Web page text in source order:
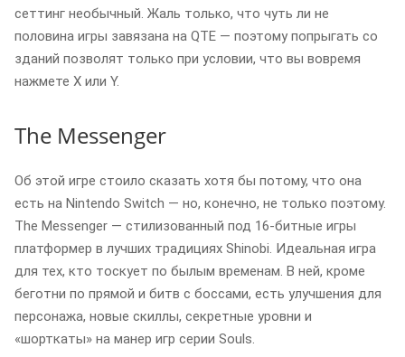
сеттинг необычный. Жаль только, что чуть ли не
половина игры завязана на QTE — поэтому попрыгать со
зданий позволят только при условии, что вы вовремя
нажмете X или Y.
The Messenger
Об этой игре стоило сказать хотя бы потому, что она
есть на Nintendo Switch — но, конечно, не только поэтому.
The Messenger — стилизованный под 16-битные игры
платформер в лучших традициях Shinobi. Идеальная игра
для тех, кто тоскует по былым временам. В ней, кроме
беготни по прямой и битв с боссами, есть улучшения для
персонажа, новые скиллы, секретные уровни и
«шорткаты» на манер игр серии Souls.